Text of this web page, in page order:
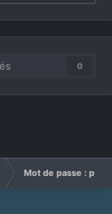
0
Mot de passe :